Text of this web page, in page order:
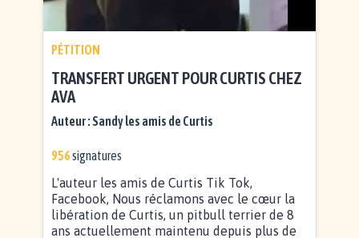
PÉTITION
TRANSFERT URGENT POUR CURTIS CHEZ
AVA
Auteur :Sandy les amis de Curtis
956signatures
L'auteur les amis de Curtis Tik Tok,
Facebook, Nous réclamons avec le cœur la
libération de Curtis, un pitbull terrier de 8
ans actuellement maintenu depuis plus de